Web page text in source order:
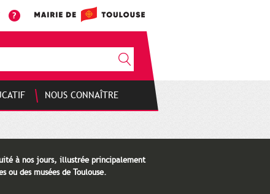
NOUS CONNAÎTRE
à nos jours, illustrée principalement
ou des musées de Toulouse.